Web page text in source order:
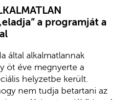
a programját a
által alkalmatlannak
öt éve megnyerte a
helyzetbe került.
nem tudja betartani az